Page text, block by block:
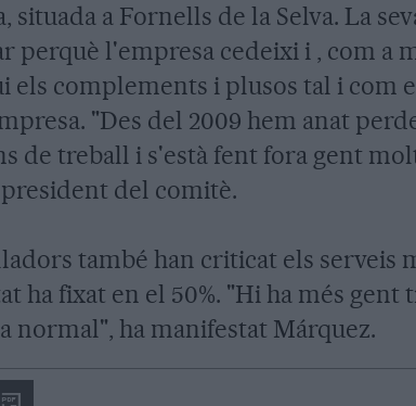
situada a Fornells de la Selva. La
perquè l'empresa cedeixi i , com a
els complements i plusos tal i com
"Des del 2009 hem anat
de treball i s'està fent fora gent
del comitè.
també han criticat els serveis
ha fixat en el 50%. "Hi ha més gent
normal", ha manifestat Márquez.